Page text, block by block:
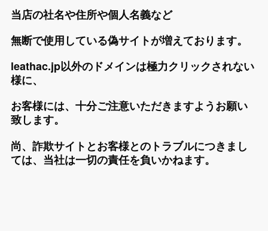
当店の社名や住所や個人名義など
無断で使用している偽サイトが増えております。
leathac.jp以外のドメインは極力クリックされない
様に、
お客様には、十分ご注意いただきますようお願い
致します。
尚、詐欺サイトとお客様とのトラブルにつきまし
ては、 当社は一切の責任を負いかねます。